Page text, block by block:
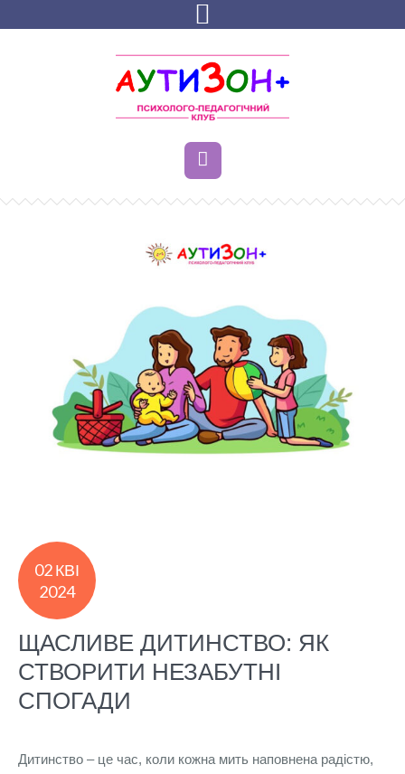
02 КВІ
2024
ЩАСЛИВЕ ДИТИНСТВО: ЯК
СТВОРИТИ НЕЗАБУТНІ
СПОГАДИ
Дитинство – це час, коли кожна мить наповнена радістю,